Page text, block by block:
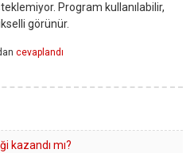
Program kullanılabilir,
görünür.
cevaplandı
kazandı mı?